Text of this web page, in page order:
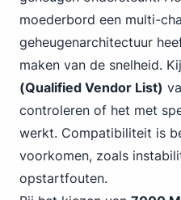
moederbord een multi-
geheugenarchitectuur
maken van de snelheid.
(Qualified Vendor List)
controleren of het met
werkt. Compatibiliteit is
voorkomen, zoals
opstartfouten.